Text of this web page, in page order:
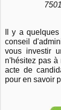
Il y a
conseil
vous investir
n'hésitez pas à
acte de
pour en savoir